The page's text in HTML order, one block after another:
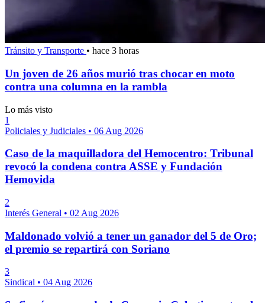
Tránsito y Transporte • hace 3 horas
Un joven de 26 años murió tras chocar en moto
contra una columna en la rambla
Lo más visto
1
Policiales y Judiciales • 06 Aug 2026
Caso de la maquilladora del Hemocentro: Tribunal
revocó la condena contra ASSE y Fundación
Hemovida
2
Interés General • 02 Aug 2026
Maldonado volvió a tener un ganador del 5 de Oro;
el premio se repartirá con Soriano
3
Sindical • 04 Aug 2026